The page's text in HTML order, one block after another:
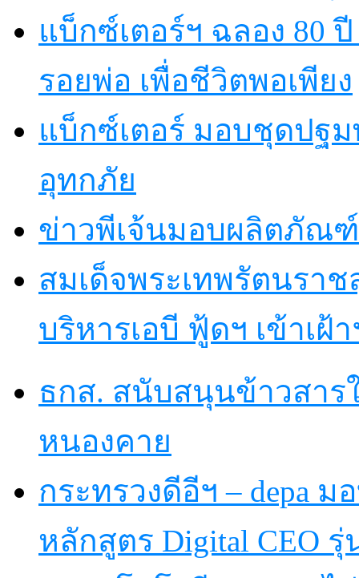
แบ็กซ์เตอร์ฯ ฉลอง 80
รอยพ่อ เพื่อชีวิตพอเพียง
แบ็กซ์เตอร์ มอบชุดปฐ
อุทกภัย
ข่าวพีเจ้นมอบผลิตภัณ
สมเด็จพระเทพรัตนรา
บริหารเอบี ฟู้ดฯ เข้าเฝ้
ธกส. สนับสนุนข้าวสาร
หนองคาย
กระทรวงดีอีฯ – depa
หลักสูตร Digital CEO รุ่